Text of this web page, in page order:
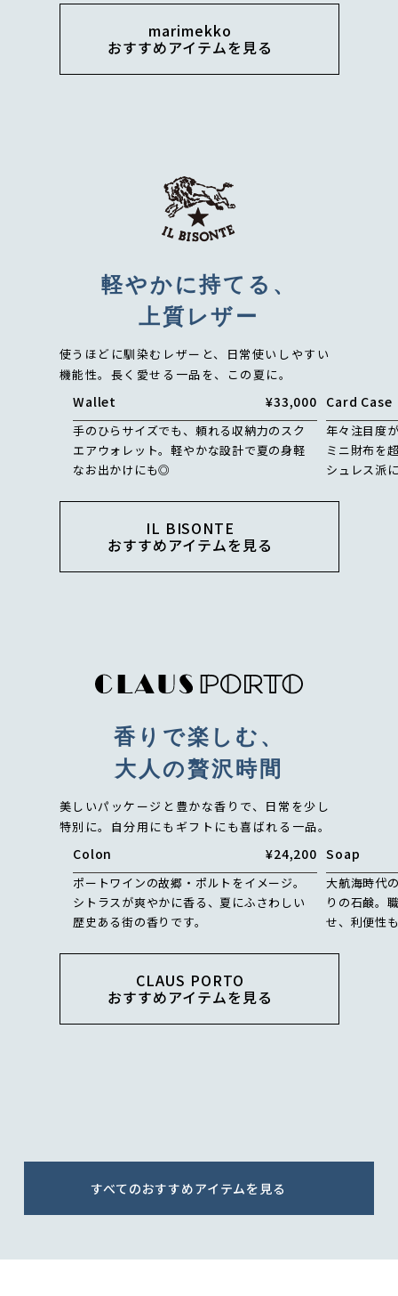
marimekko
おすすめアイテムを見る
軽やかに持てる、
上質レザー
使うほどに馴染むレザーと、日常使いしやすい
機能性。 長く愛せる一品を、この夏に。
Wallet ¥33,000
手のひらサイズでも、頼れる収納力のスク
エアウォレット。軽やかな設計で夏の身軽
なお出かけにも◎
Card Case
年々注目度
ミニ財布を
シュレス派
IL BISONTE
おすすめアイテムを見る
香りで楽しむ、
大人の贅沢時間
美しいパッケージと豊かな香りで、日常を少し
特別に。 自分用にもギフトにも喜ばれる一品。
Colon ¥24,200
ポートワインの故郷・ポルトをイメージ。
シトラスが爽やかに香る、夏にふさわしい
歴史ある街の香りです。
Soap
大航海時代
りの石鹸。
せ、利便性
CLAUS PORTO
おすすめアイテムを見る
すべてのおすすめアイテムを見る